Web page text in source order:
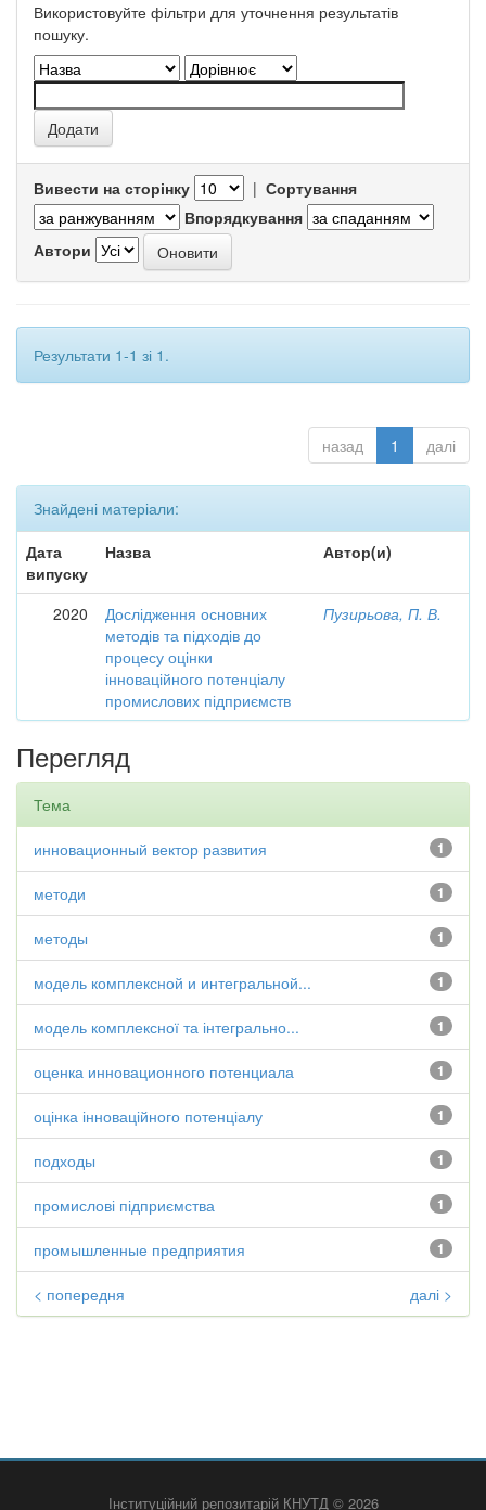
Використовуйте фільтри для уточнення результатів
пошуку.
Вивести на сторінку | Сортування
Впорядкування
Автори
Результати 1-1 зі 1.
назад 1 далі
Знайдені матеріали:
Дата
випуску
Назва Автор(и)
2020
Дослідження основних
методів та підходів до
процесу оцінки
інноваційного потенціалу
промислових підприємств
Пузирьова, П. В.
Перегляд
Тема
1
инновационный вектор развития
1
методи
1
методы
1
модель комплексной и интегральной...
1
модель комплексної та інтегрально...
1
оценка инновационного потенциала
1
оцінка інноваційного потенціалу
1
подходы
1
промислові підприємства
1
промышленные предприятия
< попередня далі >
Інституційний репозитарій КНУТД © 2026